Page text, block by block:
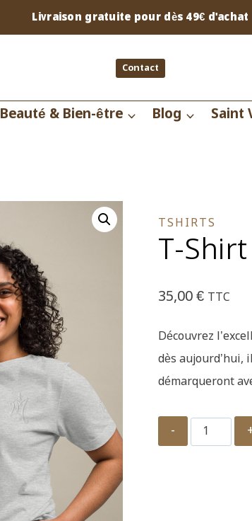
Livraison gratuite pour dès 49€ d'achat
Contact
Beauté & Bien-être Blog Saint
TSHIRTS
T-
35,00€ TTC
Découvrez
dès aujourd’hui,
démarqueront
quantité
de